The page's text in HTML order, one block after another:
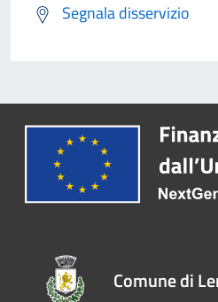
Segnala disservizio
Comune di